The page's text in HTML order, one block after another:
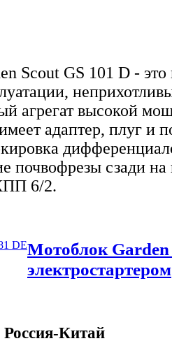
Scout GS 101 D -
агрегат высокой
адаптер, плуг и
почвофрезы сзади
6/2.
Мотоблок Garden
электростартером
Россия-Китай